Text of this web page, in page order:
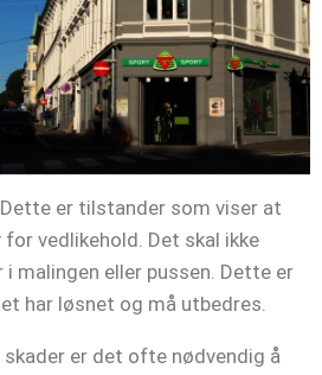
er tilstander som viser at
vedlikehold. Det skal ikke
malingen eller pussen. Dette er
har løsnet og må utbedres.
er det ofte nødvendig å